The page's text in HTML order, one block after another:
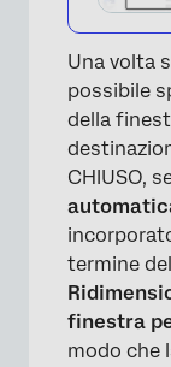
Una volta
possibile
della
CHIUSO,
termine
finestra
modo che